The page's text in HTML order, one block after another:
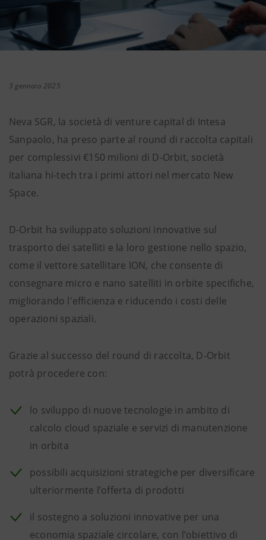
3 gennaio 2025
Neva SGR, la società di venture capital di Intesa
Sanpaolo, ha preso parte al round di raccolta capitali
per complessivi €150 milioni di D-Orbit, società
italiana hi-tech tra i primi attori nel mercato New
Space.
D-Orbit ha sviluppato soluzioni innovative sul
trasporto dei satelliti e la loro gestione nello spazio,
come il vettore satellitare ION, che consente di
consegnare micro e nano satelliti in orbite specifiche,
migliorando l'efficienza e riducendo i costi delle
operazioni spaziali.
Grazie al successo del round di raccolta, D-Orbit
potrà procedere con:
lo sviluppo di nuove tecnologie in ambito di
calcolo cloud spaziale e servizi di manutenzione
in orbita
possibili acquisizioni strategiche per diversificare
ulteriormente l’offerta di prodotti
il sostegno a soluzioni innovative per una
economia spaziale circolare, con l’obiettivo di